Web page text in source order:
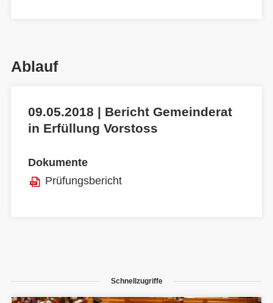
Ablauf
09.05.2018 | Bericht Gemeinderat
in Erfüllung Vorstoss
Dokumente
Prüfungsbericht
Schnellzugriffe